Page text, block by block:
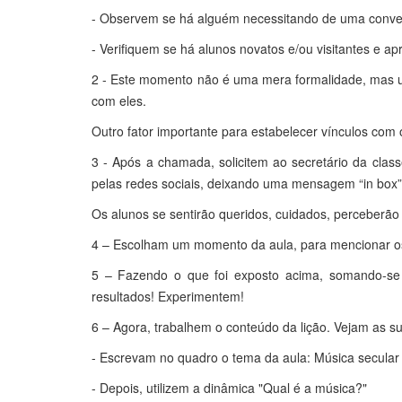
- Observem se há alguém necessitando de uma
- Verifiquem se há alunos novatos e/ou visitantes e
2 - Este momento não é uma mera formalidade,
com eles.
Outro fator importante para estabelecer vínculos
3 - Após a chamada, solicitem ao secretário da
pelas redes sociais, deixando uma mensagem “in
Os alunos se sentirão queridos, cuidados,
4 – Escolham um momento da aula, para mencionar
5 – Fazendo o que foi exposto acima, somando-
resultados! Experimentem!
6 – Agora, trabalhem o conteúdo da lição. Vejam as
- Escrevam no quadro o tema da aula: Música
- Depois, utilizem a dinâmica "Qual é a música?"